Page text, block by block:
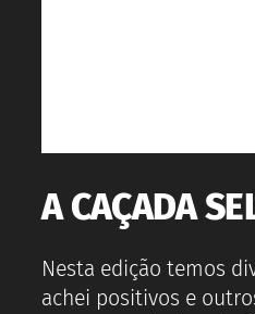
A CAÇADA
Nesta edição temos
achei positivos e